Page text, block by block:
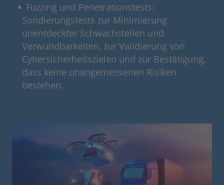
Fuzzing und Penetrationstests:
Sondierungstests zur Minimierung
unentdeckter Schwachstellen und
Verwundbarkeiten, zur Validierung von
Cybersicherheitszielen und zur Bestätigung,
dass keine unangemessenen Risiken
bestehen.